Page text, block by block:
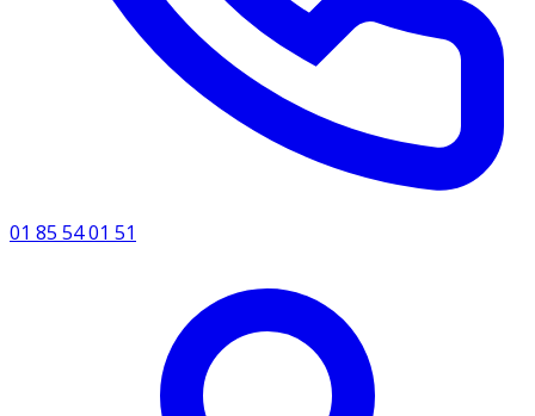
01 85 54 01 51